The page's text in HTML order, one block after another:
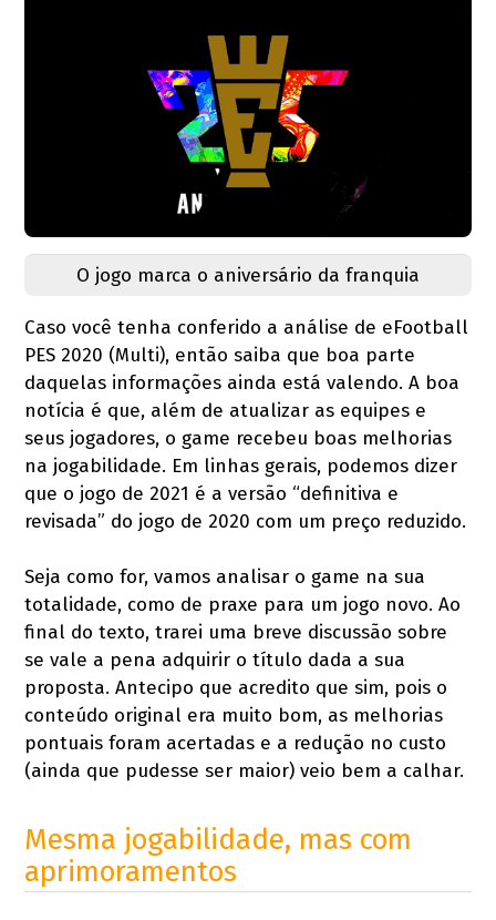
O jogo marca o aniversário da franquia
Caso você tenha conferido a análise de eFootball
PES 2020 (Multi), então saiba que boa parte
daquelas informações ainda está valendo. A boa
notícia é que, além de atualizar as equipes e
seus jogadores, o game recebeu boas melhorias
na jogabilidade. Em linhas gerais, podemos dizer
que o jogo de 2021 é a versão “definitiva e
revisada” do jogo de 2020 com um preço reduzido.
Seja como for, vamos analisar o game na sua
totalidade, como de praxe para um jogo novo. Ao
final do texto, trarei uma breve discussão sobre
se vale a pena adquirir o título dada a sua
proposta. Antecipo que acredito que sim, pois o
conteúdo original era muito bom, as melhorias
pontuais foram acertadas e a redução no custo
(ainda que pudesse ser maior) veio bem a calhar.
Mesma jogabilidade, mas com
aprimoramentos